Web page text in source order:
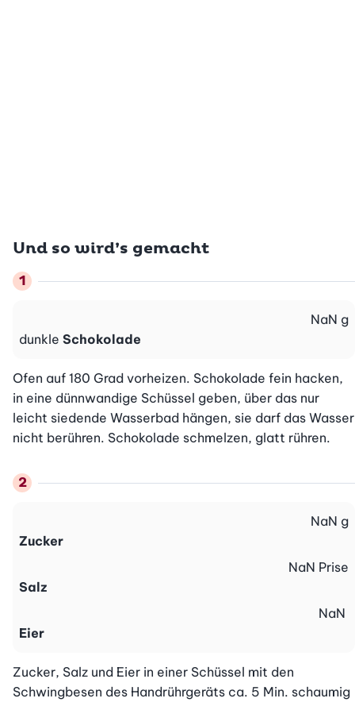
Und so wird’s gemacht
dunkle Schokolade
NaN g
Ofen auf 180 Grad vorheizen. Schokolade fein hacken,
in eine dünnwandige Schüssel geben, über das nur
leicht siedende Wasserbad hängen, sie darf das Wasser
nicht berühren. Schokolade schmelzen, glatt rühren.
Zucker
NaN g
Salz
NaN Prise
Eier
NaN
Zucker, Salz und Eier in einer Schüssel mit den
Schwingbesen des Handrührgeräts ca. 5 Min. schaumig